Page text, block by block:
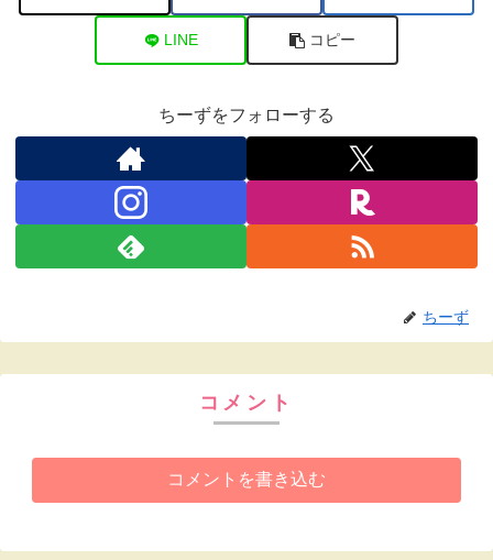
LINE コピー
ちーずをフォローする
ちーず
コメント
コメントを書き込む